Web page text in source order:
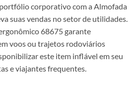
corporativo com a Almofada
suas vendas no setor de utilidades.
68675 garante
voos ou trajetos rodoviários
este item inflável em seu
e viajantes frequentes.